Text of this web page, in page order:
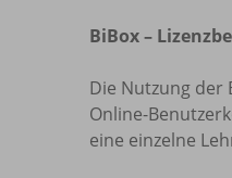
BiBox –
Die Nutzung der
Online-
eine einzelne